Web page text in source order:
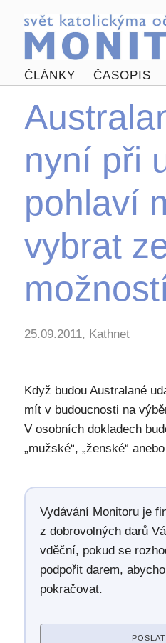
ČLÁNKY ČASOPIS
nyní při
pohlaví
vybrat
25.09.2011, Kathnet
Když budou Australané
mít v budoucnosti na
V osobních dokladech
„mužské“, „ženské“
Vydávání Monitoru je
z dobrovolných darů
vděční, pokud se
podpořit darem,
pokračovat.